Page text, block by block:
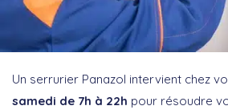
Un serrurier Panazol intervient chez
samedi de 7h à 22h pour résoudre